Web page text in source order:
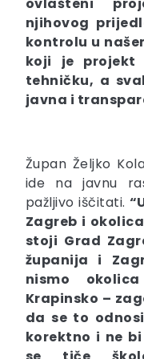
ovlašteni
njihovog
kontrolu u
koji je projekt
tehničku, a
javna i
Župan Željko
ide na javnu
pažljivo iščitati.
Zagreb i
stoji Grad
županija i
nismo
Krapinsko –
da se to
korektno i ne